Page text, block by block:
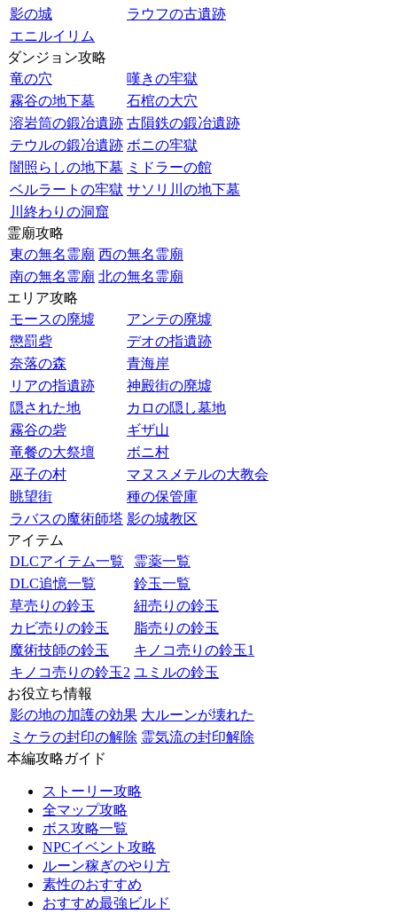
影の城
ラウフの古遺跡
エニルイリム
ダンジョン攻略
竜の穴
嘆きの牢獄
霧谷の地下墓
石棺の大穴
溶岩筒の鍛冶遺跡 古隕鉄の鍛冶遺跡
テウルの鍛冶遺跡 ボニの牢獄
闇照らしの地下墓 ミドラーの館
ベルラートの牢獄 サソリ川の地下墓
川終わりの洞窟
霊廟攻略
東の無名霊廟 西の無名霊廟
南の無名霊廟 北の無名霊廟
エリア攻略
モースの廃墟
アンテの廃墟
懲罰砦
デオの指遺跡
奈落の森
青海岸
リアの指遺跡
神殿街の廃墟
隠された地
カロの隠し墓地
霧谷の砦
ギザ山
竜餐の大祭壇
ボニ村
巫子の村
マヌスメテルの大教会
眺望街
種の保管庫
ラバスの魔術師塔 影の城教区
アイテム
DLCアイテム一覧
霊薬一覧
DLC追憶一覧
鈴玉一覧
草売りの鈴玉
紐売りの鈴玉
カビ売りの鈴玉
脂売りの鈴玉
魔術技師の鈴玉
キノコ売りの鈴玉1
キノコ売りの鈴玉2 ユミルの鈴玉
お役立ち情報
影の地の加護の効果 大ルーンが壊れた
ミケラの封印の解除 霊気流の封印解除
本編攻略ガイド
ストーリー攻略
全マップ攻略
ボス攻略一覧
NPCイベント攻略
ルーン稼ぎのやり方
素性のおすすめ
おすすめ最強ビルド